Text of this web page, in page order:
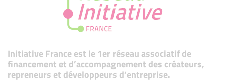
Initiative France est le 1er réseau associatif de
financement et d’accompagnement des créateurs,
repreneurs et développeurs d’entreprise.